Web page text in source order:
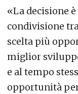
«La decisione
condivisione
scelta più
miglior
e al tempo
opportunità